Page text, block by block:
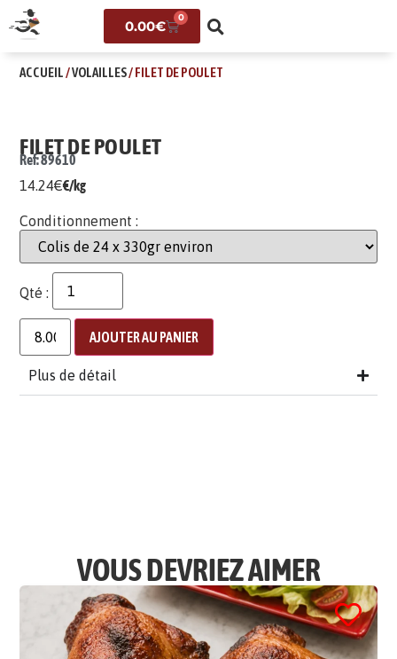
0.00€
0
ACCUEIL/VOLAILLES/ FILET DE POULET
FILET DE POULET
Ref: 89610
14.24€€/kg
Conditionnement :
Qté :
AJOUTER AU PANIER
Plus de détail
VOUS DEVRIEZ AIMER